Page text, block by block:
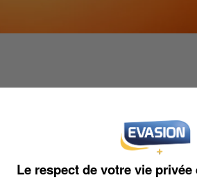
Comme le reste de l'Île-de-
du pays. Tout l'Hexagone est
pour les plus chanceux
Le respect de votre vie